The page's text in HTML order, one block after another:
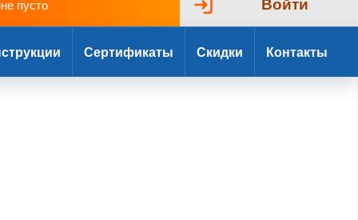
пусто Войти
Сертификаты Скидки Контакты